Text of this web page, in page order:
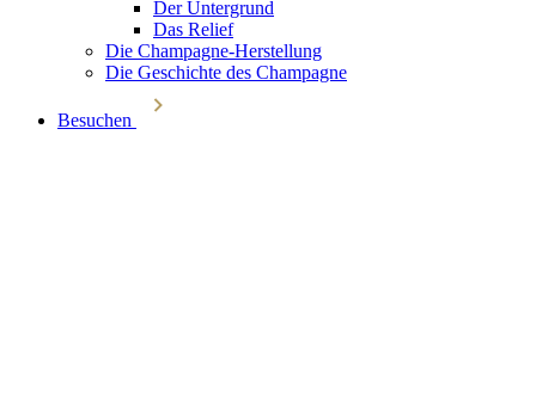
Der Untergrund
Das Relief
Die Champagne-Herstellung
Die Geschichte des Champagne
Besuchen